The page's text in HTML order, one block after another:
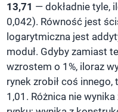
13,71 — dokładnie tyle,
0,042). Równość jest
logarytmiczna jest
moduł. Gdyby zamiast
wzrostem o 1%, iloraz
rynek zrobił coś innego,
1,01. Różnica nie